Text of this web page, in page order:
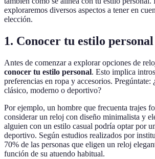
exploraremos diversos aspectos a tener en
elección.
1. Conocer tu estilo personal
Antes de comenzar a explorar opciones de
conocer tu estilo personal. Esto implica
preferencias en ropa y accesorios. Pregúntate:
clásico, moderno o deportivo?
Por ejemplo, un hombre que frecuenta trajes
considerar un reloj con diseño minimalista y
alguien con un estilo casual podría optar por
deportivo. Según estudios realizados por
70% de las personas que eligen un reloj
función de su atuendo habitual.